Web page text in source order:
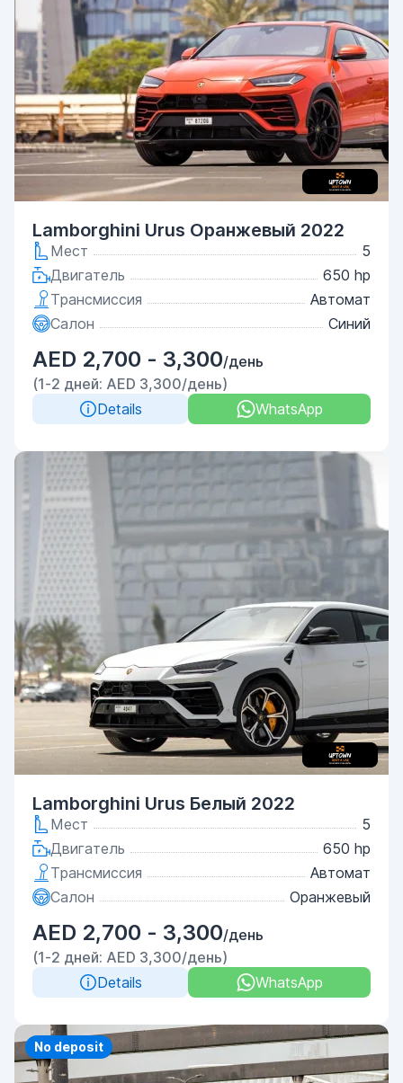
Lamborghini Urus Оранжевый 2022
Мест
5
Двигатель
650 hp
Трансмиссия
Автомат
Салон
Синий
AED 2,700 - 3,300/день
(1-2 дней: AED 3,300/день)
Details
WhatsApp
Lamborghini Urus Белый 2022
Мест
5
Двигатель
650 hp
Трансмиссия
Автомат
Салон
Оранжевый
AED 2,700 - 3,300/день
(1-2 дней: AED 3,300/день)
Details
WhatsApp
No deposit